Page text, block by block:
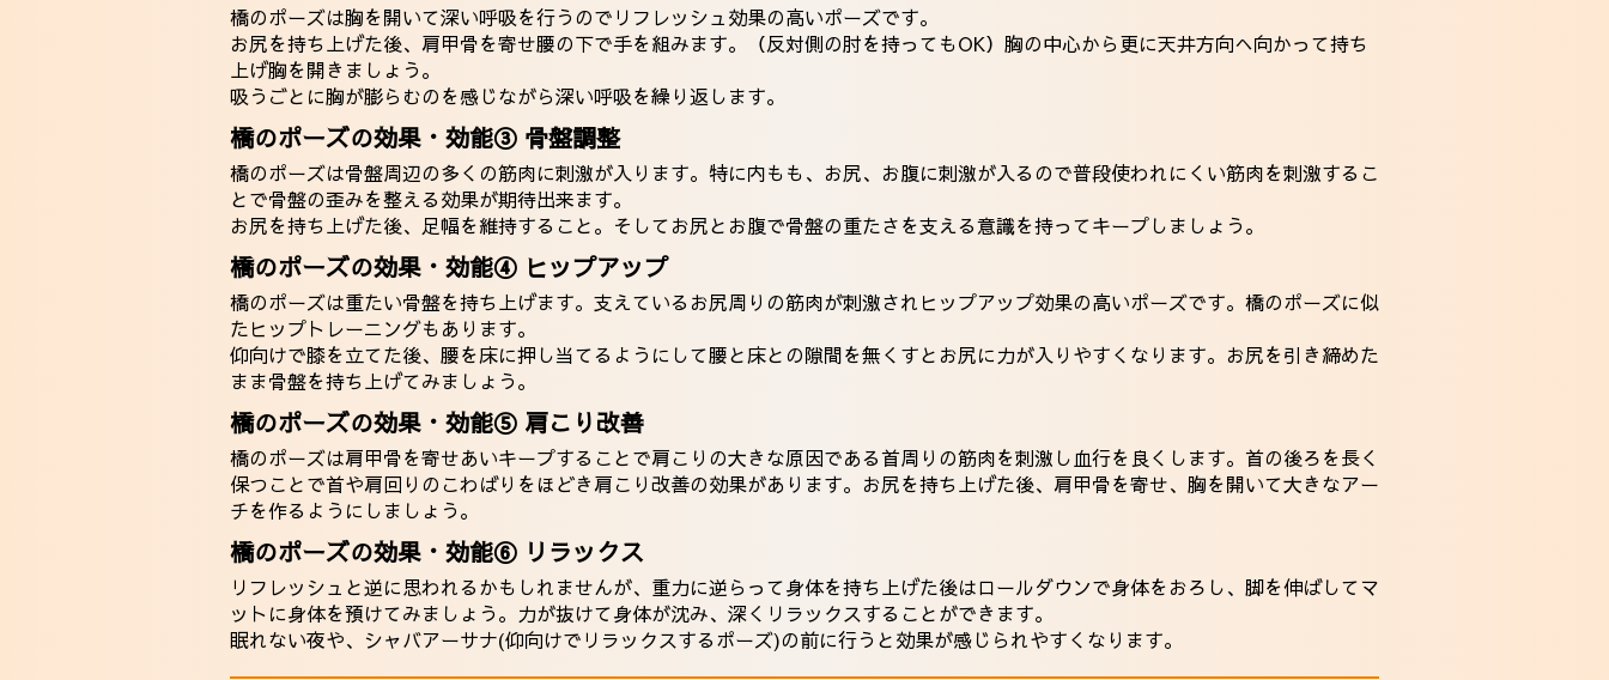
橋のポーズは胸を開いて深い呼吸を行うのでリフレッシュ効果の高いポーズです。
お尻を持ち上げた後、肩甲骨を寄せ腰の下で手を組みます。（反対側の肘を持ってもOK）胸の中心から更に天井方向へ向かって持ち
上げ胸を開きましょう。
吸うごとに胸が膨らむのを感じながら深い呼吸を繰り返します。
橋のポーズの効果・効能③ 骨盤調整
橋のポーズは骨盤周辺の多くの筋肉に刺激が入ります。特に内もも、お尻、お腹に刺激が入るので普段使われにくい筋肉を刺激するこ
とで骨盤の歪みを整える効果が期待出来ます。
お尻を持ち上げた後、足幅を維持すること。そしてお尻とお腹で骨盤の重たさを支える意識を持ってキープしましょう。
橋のポーズの効果・効能④ ヒップアップ
橋のポーズは重たい骨盤を持ち上げます。支えているお尻周りの筋肉が刺激されヒップアップ効果の高いポーズです。橋のポーズに似
たヒップトレーニングもあります。
仰向けで膝を立てた後、腰を床に押し当てるようにして腰と床との隙間を無くすとお尻に力が入りやすくなります。お尻を引き締めた
まま骨盤を持ち上げてみましょう。
橋のポーズの効果・効能⑤ 肩こり改善
橋のポーズは肩甲骨を寄せあいキープすることで肩こりの大きな原因である首周りの筋肉を刺激し血行を良くします。首の後ろを長く
保つことで首や肩回りのこわばりをほどき肩こり改善の効果があります。お尻を持ち上げた後、肩甲骨を寄せ、胸を開いて大きなアー
チを作るようにしましょう。
橋のポーズの効果・効能⑥ リラックス
リフレッシュと逆に思われるかもしれませんが、重力に逆らって身体を持ち上げた後はロールダウンで身体をおろし、脚を伸ばしてマ
ットに身体を預けてみましょう。力が抜けて身体が沈み、深くリラックスすることができます。
眠れない夜や、シャバアーサナ(仰向けでリラックスするポーズ)の前に行うと効果が感じられやすくなります。